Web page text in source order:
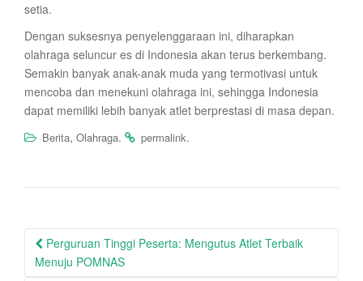
setia.
Dengan suksesnya penyelenggaraan ini, diharapkan
olahraga seluncur es di Indonesia akan terus berkembang.
Semakin banyak anak-anak muda yang termotivasi untuk
mencoba dan menekuni olahraga ini, sehingga Indonesia
dapat memiliki lebih banyak atlet berprestasi di masa depan.
Berita, Olahraga. permalink.
Post
navigation
Perguruan Tinggi Peserta: Mengutus Atlet Terbaik
Menuju POMNAS